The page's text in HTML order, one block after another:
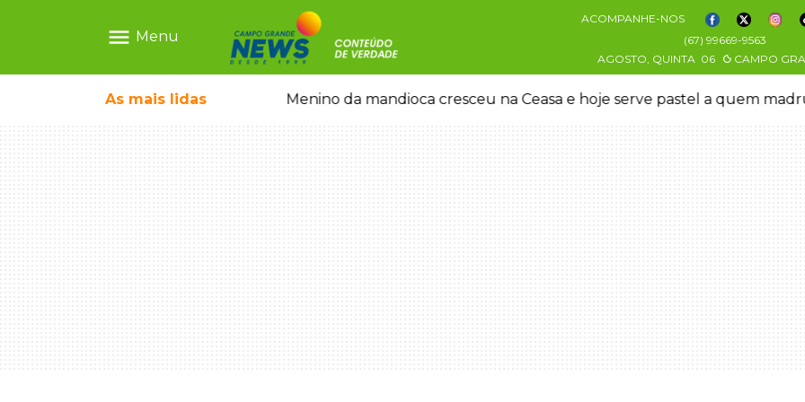
menu Menu
ACOMPANHE-NOS
(67) 99669-9563
AGOSTO, QUINTA 06 CAMPO
As mais lidas
não reconhece o filho queimado Menino da mandioca cresceu na Ceasa e hoje serve pastel a quem